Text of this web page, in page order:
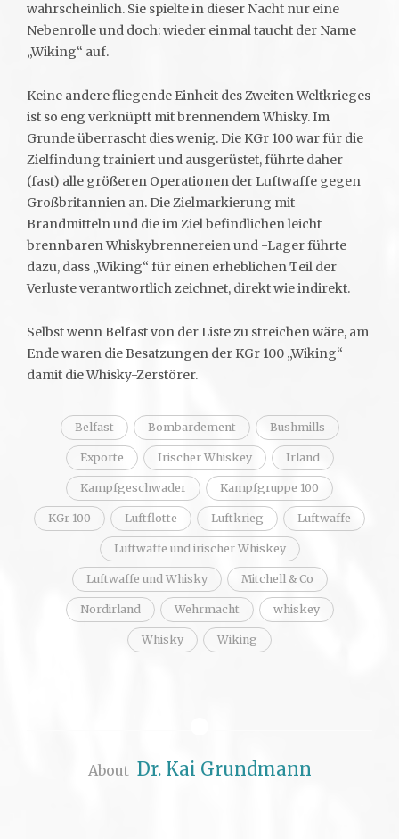
wahrscheinlich. Sie spielte in dieser Nacht nur eine
Nebenrolle und doch: wieder einmal taucht der Name
„Wiking“ auf.
Keine andere fliegende Einheit des Zweiten Weltkrieges
ist so eng verknüpft mit brennendem Whisky. Im
Grunde überrascht dies wenig. Die KGr 100 war für die
Zielfindung trainiert und ausgerüstet, führte daher
(fast) alle größeren Operationen der Luftwaffe gegen
Großbritannien an. Die Zielmarkierung mit
Brandmitteln und die im Ziel befindlichen leicht
brennbaren Whiskybrennereien und -Lager führte
dazu, dass „Wiking“ für einen erheblichen Teil der
Verluste verantwortlich zeichnet, direkt wie indirekt.
Selbst wenn Belfast von der Liste zu streichen wäre, am
Ende waren die Besatzungen der KGr 100 „Wiking“
damit die Whisky-Zerstörer.
Belfast Bombardement Bushmills
Exporte Irischer Whiskey Irland
Kampfgeschwader Kampfgruppe 100
KGr 100 Luftflotte Luftkrieg Luftwaffe
Luftwaffe und irischer Whiskey
Luftwaffe und Whisky Mitchell & Co
Nordirland Wehrmacht whiskey
Whisky Wiking
About Dr. Kai Grundmann